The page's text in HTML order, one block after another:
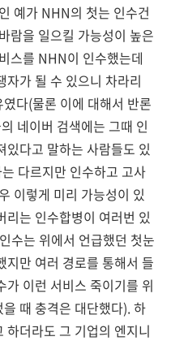
예가 NHN의 첫는 인수건
람을 일으킬 가능성이 높은
스를 NHN이 인수했는데
자가 될 수 있으니 차라리
다(물론 이에 대해서 반론
네이버 검색에는 그때 인
다고 말하는 사람들도 있
다르지만 인수하고 고사
이렇게 미리 가능성이 있
는 인수합병이 여러번 있
수는 위에서 언급했던 첫눈
지만 여러 경로를 통해서 들
이런 서비스 죽이기를 위
때 충격은 대단했다). 하
하더라도 그 기업의 엔지니